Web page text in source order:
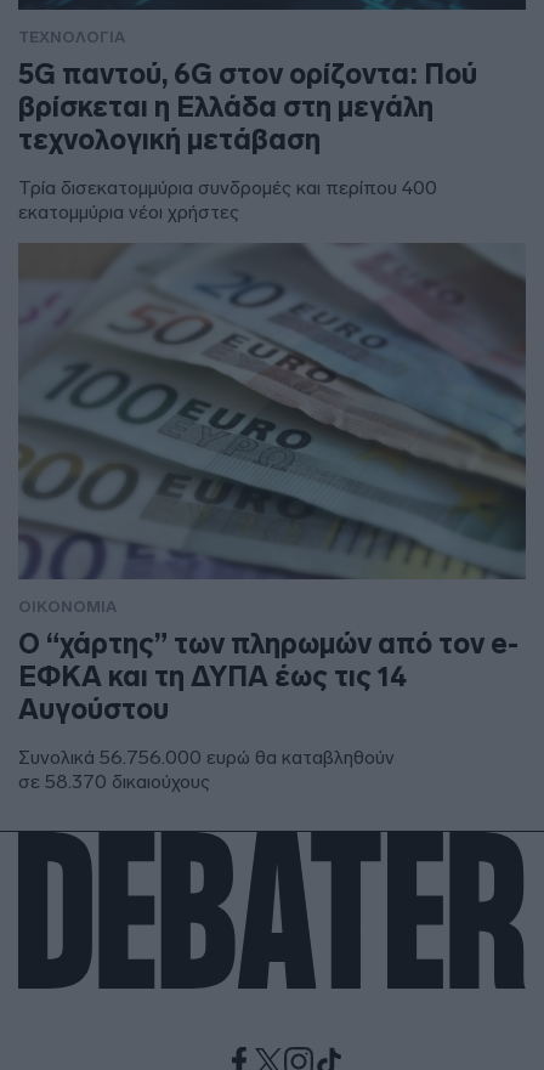
ΤΕΧΝΟΛΟΓΙΑ
5G παντού, 6G στον ορίζοντα: Πού
βρίσκεται η Ελλάδα στη μεγάλη
τεχνολογική μετάβαση
Τρία δισεκατομμύρια συνδρομές και περίπου 400
εκατομμύρια νέοι χρήστες
ΟΙΚΟΝΟΜΙΑ
Ο “χάρτης” των πληρωμών από τον e-
ΕΦΚΑ και τη ΔΥΠΑ έως τις 14
Αυγούστου
Συνολικά 56.756.000 ευρώ θα καταβληθούν
σε 58.370 δικαιούχους